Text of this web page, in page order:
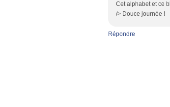
Cet alphabet et ce
/> Douce journée !
Répondre